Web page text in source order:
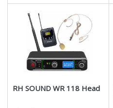
RH SOUND WR 118 Head